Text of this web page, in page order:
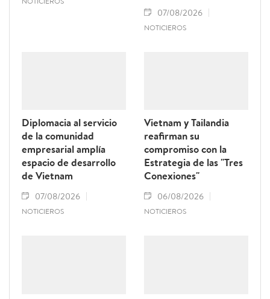
07/08/2026
NOTICIEROS
Diplomacia al servicio
de la comunidad
empresarial amplía
espacio de desarrollo
de Vietnam
07/08/2026
NOTICIEROS
Vietnam y Tailandia
reafirman su
compromiso con la
Estrategia de las "Tres
Conexiones"
06/08/2026
NOTICIEROS